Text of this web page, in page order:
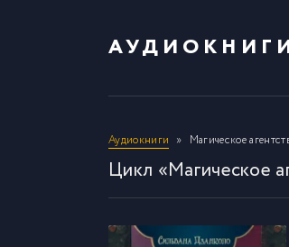
Аудиокниги Магическое
Цикл «Магическое